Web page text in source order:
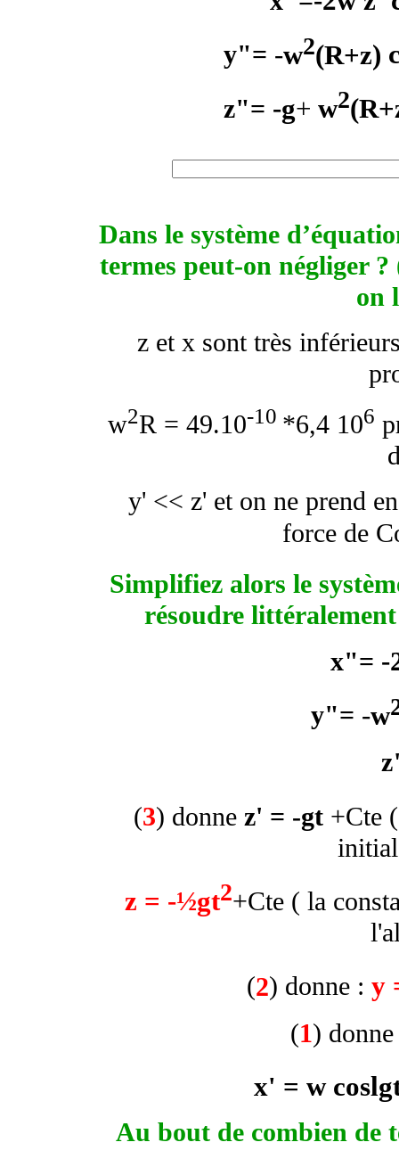
y"= -w2(R+z)
z"= -g+ w2
Dans le système
termes peut-on négliger
on
z et x sont très
w2R = 49.10-10 *6,4 106
y' << z' et on ne prend
force de
Simplifiez alors le
résoudre
x"= -
y"= -w
(3) donne z' = -gt +Cte
z = -½gt2+Cte ( la
(2) donne : y
(1)
x' = w cosl
Au bout de combien de